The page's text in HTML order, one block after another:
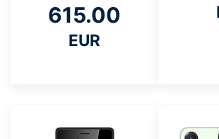
615.00
EUR